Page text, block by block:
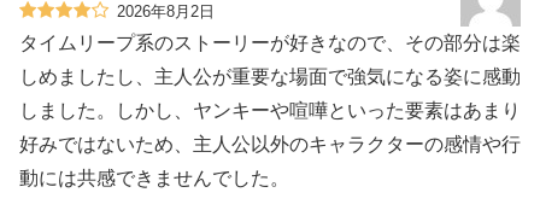
2026年8月2日
タイムリープ系のストーリーが好きなので、その部分は楽
しめましたし、主人公が重要な場面で強気になる姿に感動
しました。しかし、ヤンキーや喧嘩といった要素はあまり
好みではないため、主人公以外のキャラクターの感情や行
動には共感できませんでした。